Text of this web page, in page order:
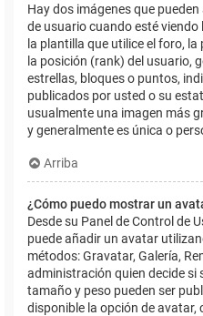
Hay dos imágenes que
de usuario cuando esté viendo
la plantilla que utilice el foro,
la posición (rank) del usuario,
estrellas, bloques o puntos,
publicados por usted o su
usualmente una imagen más
y generalmente es única o
Arriba
¿Cómo puedo mostrar un
Desde su Panel de Control de
puede añadir un avatar
métodos: Gravatar, Galería,
administración quien decide si
tamaño y peso pueden ser
disponible la opción de avatar,